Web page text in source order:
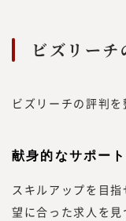
つまり、読者
要があります
する情報と、
と考えていま
ビズリーチ
ビズリーチの評判を
献身的なサポー
スキルアップを目
望に合った求人を